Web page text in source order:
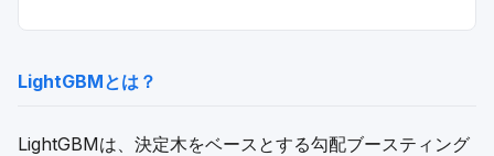
LightGBMとは？
LightGBMは、決定木をベースとする勾配ブースティング